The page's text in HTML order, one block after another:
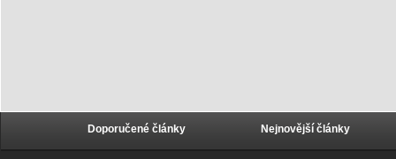
Doporučené články Nejnovější články